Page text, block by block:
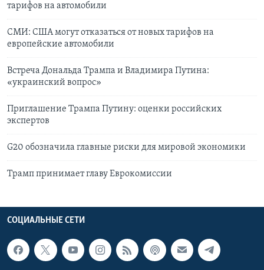
тарифов на автомобили
СМИ: США могут отказаться от новых тарифов на
европейские автомобили
Встреча Дональда Трампа и Владимира Путина:
«украинский вопрос»
Приглашение Трампа Путину: оценки российских
экспертов
G20 обозначила главные риски для мировой экономики
Трамп принимает главу Еврокомиссии
СОЦИАЛЬНЫЕ СЕТИ